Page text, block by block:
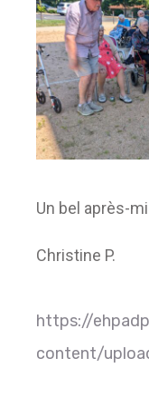
Un bel après-
Christine P.
https://
content/